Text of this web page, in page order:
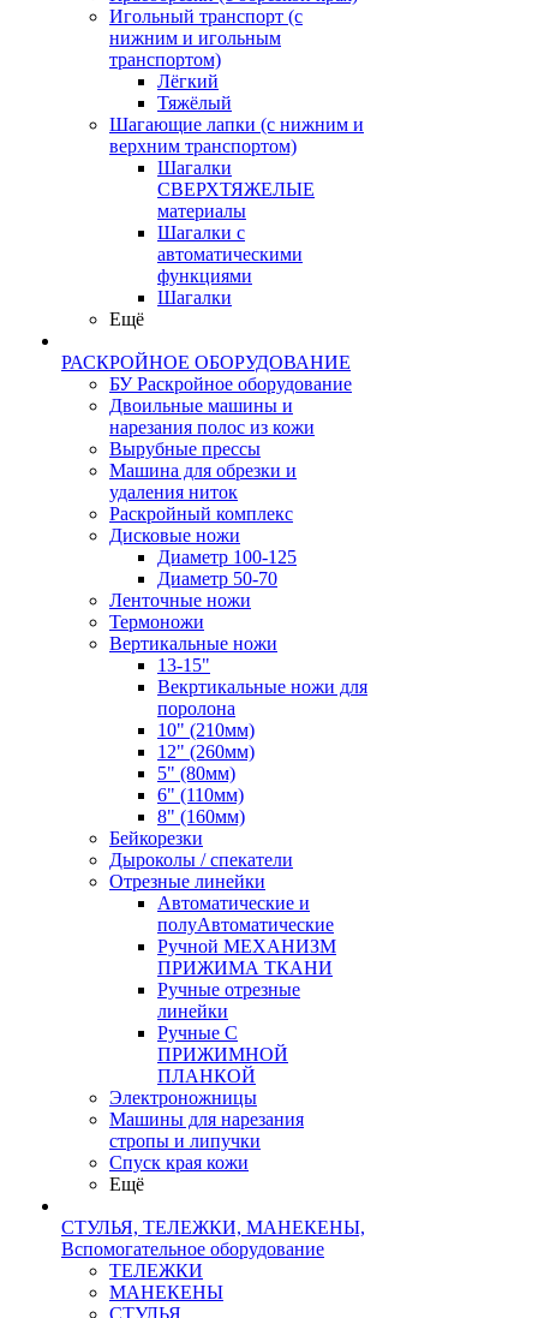
Игольный транспорт (с
нижним и игольным
транспортом)
Лёгкий
Тяжёлый
Шагающие лапки (с нижним и
верхним транспортом)
Шагалки
СВЕРХТЯЖЕЛЫЕ
материалы
Шагалки с
автоматическими
функциями
Шагалки
Ещё
РАСКРОЙНОЕ ОБОРУДОВАНИЕ
БУ Раскройное оборудование
Двоильные машины и
нарезания полос из кожи
Вырубные прессы
Машина для обрезки и
удаления ниток
Раскройный комплекс
Дисковые ножи
Диаметр 100-125
Диаметр 50-70
Ленточные ножи
Термоножи
Вертикальные ножи
13-15"
Векртикальные ножи для
поролона
10" (210мм)
12" (260мм)
5" (80мм)
6" (110мм)
8" (160мм)
Бейкорезки
Дыроколы / спекатели
Отрезные линейки
Автоматические и
полуАвтоматические
Ручной МЕХАНИЗМ
ПРИЖИМА ТКАНИ
Ручные отрезные
линейки
Ручные С
ПРИЖИМНОЙ
ПЛАНКОЙ
Электроножницы
Машины для нарезания
стропы и липучки
Спуск края кожи
Ещё
СТУЛЬЯ, ТЕЛЕЖКИ, МАНЕКЕНЫ,
Вспомогательное оборудование
ТЕЛЕЖКИ
МАНЕКЕНЫ
СТУЛЬЯ